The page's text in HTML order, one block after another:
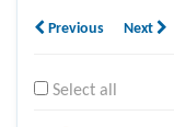
Previous Next
Select all